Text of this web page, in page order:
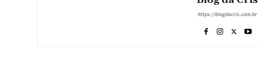
https://blogdacris.com.br